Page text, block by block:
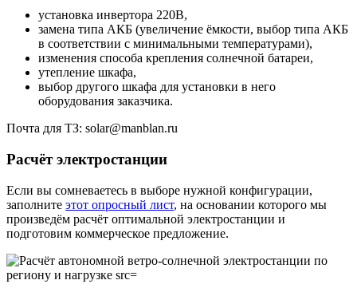
установка инвертора 220В,
замена типа АКБ (увеличение ёмкости, выбор типа АКБ
в соответствии с минимальными температурами),
изменения способа крепления солнечной батареи,
утепление шкафа,
выбор другого шкафа для установки в него
оборудования заказчика.
Почта для ТЗ: solar@manblan.ru
Расчёт электростанции
Если вы сомневаетесь в выборе нужной конфигурации,
заполните этот опросный лист, на основании которого мы
произведём расчёт оптимальной электростанции и
подготовим коммерческое предложение.